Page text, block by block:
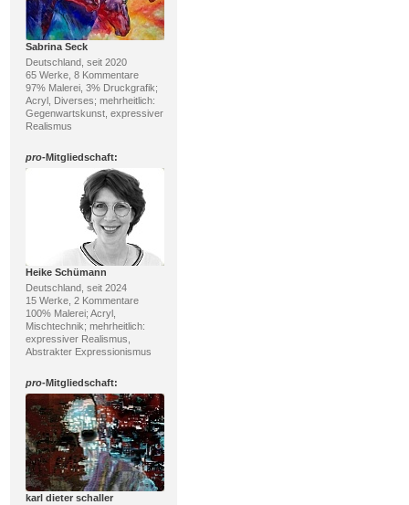
Sabrina Seck
Deutschland, seit 2020
65 Werke, 8 Kommentare
97% Malerei, 3% Druckgrafik;
Acryl, Diverses; mehrheitlich:
Gegenwartskunst, expressiver
Realismus
pro-Mitgliedschaft:
Heike Schümann
Deutschland, seit 2024
15 Werke, 2 Kommentare
100% Malerei; Acryl,
Mischtechnik; mehrheitlich:
expressiver Realismus,
Abstrakter Expressionismus
pro-Mitgliedschaft:
karl dieter schaller